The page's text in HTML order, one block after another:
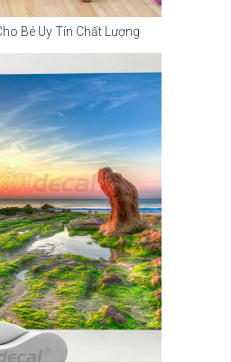
Bé Uy Tín Chất Lượng